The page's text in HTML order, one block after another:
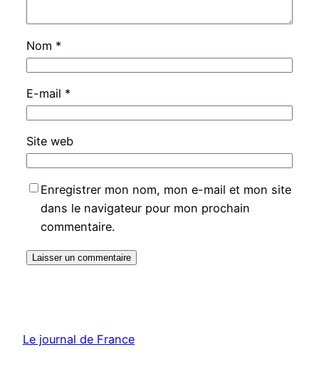
Nom *
E-mail *
Site web
Enregistrer mon nom, mon e-mail et mon site
dans le navigateur pour mon prochain
commentaire.
Le journal de France